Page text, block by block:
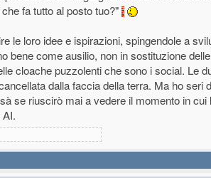
fa tutto al posto tuo?"
le loro idee e ispirazioni, spingendole a
bene come ausilio, non in sostituzione
cloache puzzolenti che sono i social. Le
dalla faccia della terra. Ma ho seri
se riuscirò mai a vedere il momento in